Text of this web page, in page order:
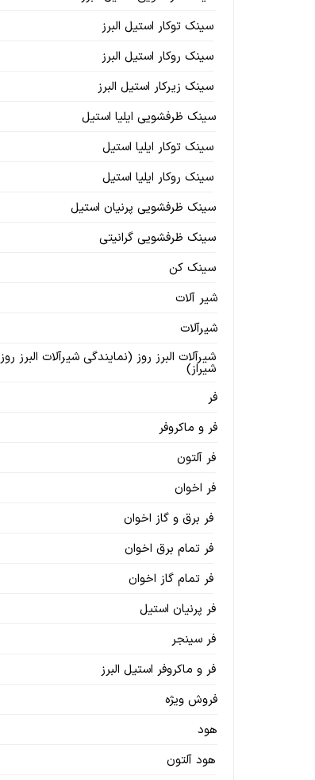
سینک توکار استیل البرز
سینک روکار استیل البرز
سینک زیرکار استیل البرز
سینک ظرفشویی ایلیا استیل
سینک توکار ایلیا استیل
سینک روکار ایلیا استیل
سینک ظرفشویی پرنیان استیل
سینک ظرفشویی گرانیتی
سینک کن
شیر آلات
شیرآلات
شیرآلات البرز روز (نمایندگی شیرآلات البرز روز
شیراز)
فر
فر و ماکروفر
فر آلتون
فر اخوان
فر برق و گاز اخوان
فر تمام برق اخوان
فر تمام گاز اخوان
فر پرنیان استیل
فر سینجر
فر و ماکروفر استیل البرز
فروش ویژه
هود
هود آلتون